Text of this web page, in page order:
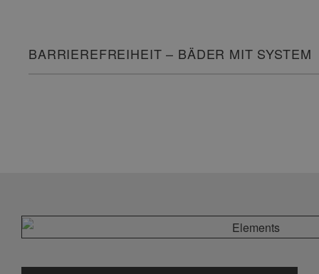
BARRIEREFREIHEIT – BÄDER MIT SYSTEM